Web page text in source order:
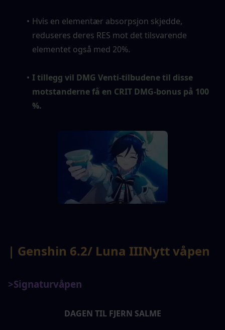
Hvis en elementær absorpsjon skjedde,
reduseres deres RES mot det tilsvarende
elementet også med 20%.
I tillegg vil DMG Venti-tilbudene til disse
motstanderne få en CRIT DMG-bonus på 100
%.
| Genshin 6.2/ Luna IIINytt våpen
>Signaturvåpen
DAGEN TIL FJERN SALME